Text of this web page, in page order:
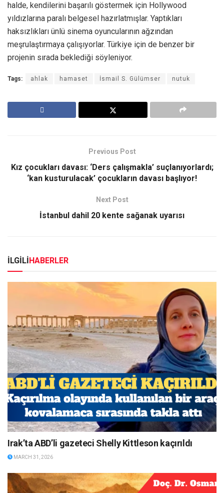
halde, kendilerini başarılı göstermek için Hollywood
yıldızlarına paralı belgesel hazırlatmışlar. Yaptıkları
haksızlıkları ünlü sinema oyuncularının ağzından
meşrulaştırmaya çalışıyorlar. Türkiye için de benzer bir
projenin sırada beklediği söyleniyor.
Tags: ahlak hamaset İsmail S. Gülümser nutuk
Previous Post
Kız çocukları davası: ‘Ders çalışmakla’ suçlanıyorlardı;
‘kan kusturulacak’ çocukların davası başlıyor!
Next Post
İstanbul dahil 20 kente sağanak uyarısı
İLGİLİHABERLER
Irak’ta ABD’li gazeteci Shelly Kittleson kaçırıldı
MARCH 31, 2026